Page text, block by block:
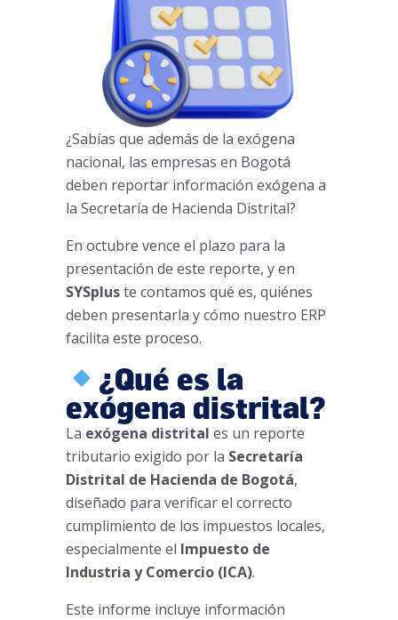
¿Sabías que además de la exógena
nacional, las empresas en Bogotá
deben reportar información exógena a
la Secretaría de Hacienda Distrital?
En octubre vence el plazo para la
presentación de este reporte, y en
SYSpluste contamos qué es, quiénes
deben presentarla y cómo nuestro ERP
facilita este proceso.
¿Qué es la
exógena distrital?
La exógena distrital es un reporte
tributario exigido por la Secretaría
Distrital de Hacienda de Bogotá,
diseñado para verificar el correcto
cumplimiento de los impuestos locales,
especialmente el Impuesto de
Industria y Comercio (ICA).
Este informe incluye información